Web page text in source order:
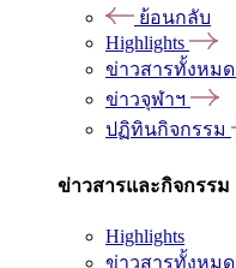
ย้อนกลับ
Highlights
ข่าวสารทั้งหมด
ข่าวจุฬาฯ
ปฏิทินกิจกรรม
ข่าวสารและกิจกรรม
Highlights
ข่าวสารทั้งหมด